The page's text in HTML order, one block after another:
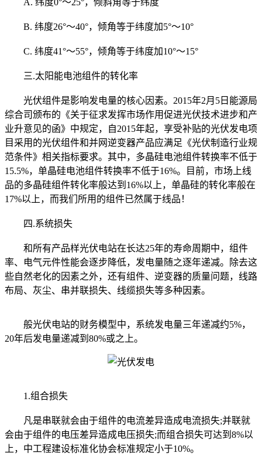
B. 纬度26°～40°，倾角等于纬度加5°～10°
C. 纬度41°～55°，倾角等于纬度加10°～15°
三.太阳能电池组件的转化率
光伏组件是影响发电量的核心因素。2015年2月5日能源局
综合司颁布的《关于征求发挥市场作用促进光伏技术进步和产
业升意见的函》中规定，自2015年起，享受补贴的光伏发电项
目采用的光伏组件和并网逆变器产品应满足《光伏制造行业规
范条件》相关指标要求。其中，多晶硅电池组件转换率不低于
15.5%，单晶硅电池组件转换率不低于16%。目前，市场上线
品的多晶硅组件转化率般达到16%以上，单晶硅的转化率般在
17%以上，而我们所用的组件已然属于线品！
四.系统损失
和所有产品样光伏电站在长达25年的寿命周期中，组件
率、电气元件性能会逐步降低，发电量随之逐年递减。除去这
些自然老化的因素之外，还有组件、逆变器的质量问题，线路
布局、灰尘、串并联损失、线缆损失等多种因素。
般光伏电站的财务模型中，系统发电量三年递减约5%，
20年后发电量递减到80%或之上。
1.组合损失
凡是串联就会由于组件的电流差异造成电流损失;并联就
会由于组件的电压差异造成电压损失;而组合损失可达到8%以
上，中工程建设标准化协会标准规定小于10%。